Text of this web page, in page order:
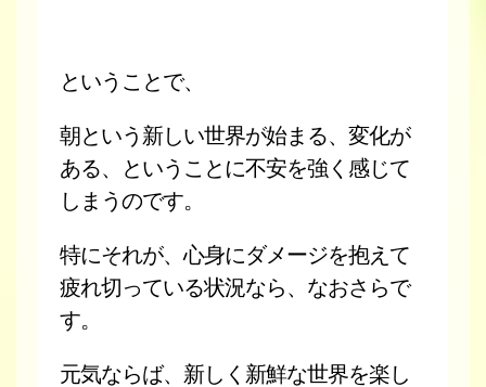
ということで、
朝という新しい世界が始まる、変化が
ある、ということに不安を強く感じて
しまうのです。
特にそれが、心身にダメージを抱えて
疲れ切っている状況なら、なおさらで
す。
元気ならば、新しく新鮮な世界を楽し